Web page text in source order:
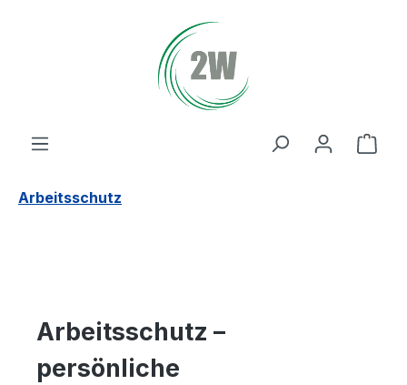
Arbeitsschutz
Arbeitsschutz –
persönliche